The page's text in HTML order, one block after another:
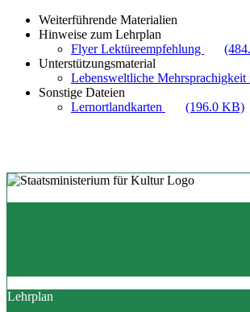
Weiterführende Materialien
Hinweise zum Lehrplan
Flyer Lektüreempfehlung
Unterstützungsmaterial
Lebensweltliche
Sonstige Dateien
Lernortlandkarten
(196.0 KB)
Lehrplan